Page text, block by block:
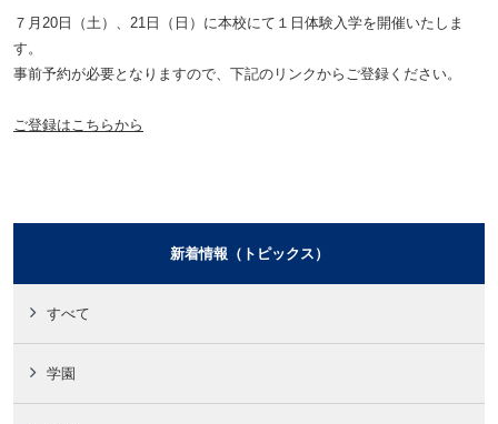
７月20日（土）、21日（日）に本校にて１日体験入学を開催いたしま
す。
事前予約が必要となりますので、下記のリンクからご登録ください。
ご登録はこちらから
新着情報（トピックス）
すべて
学園